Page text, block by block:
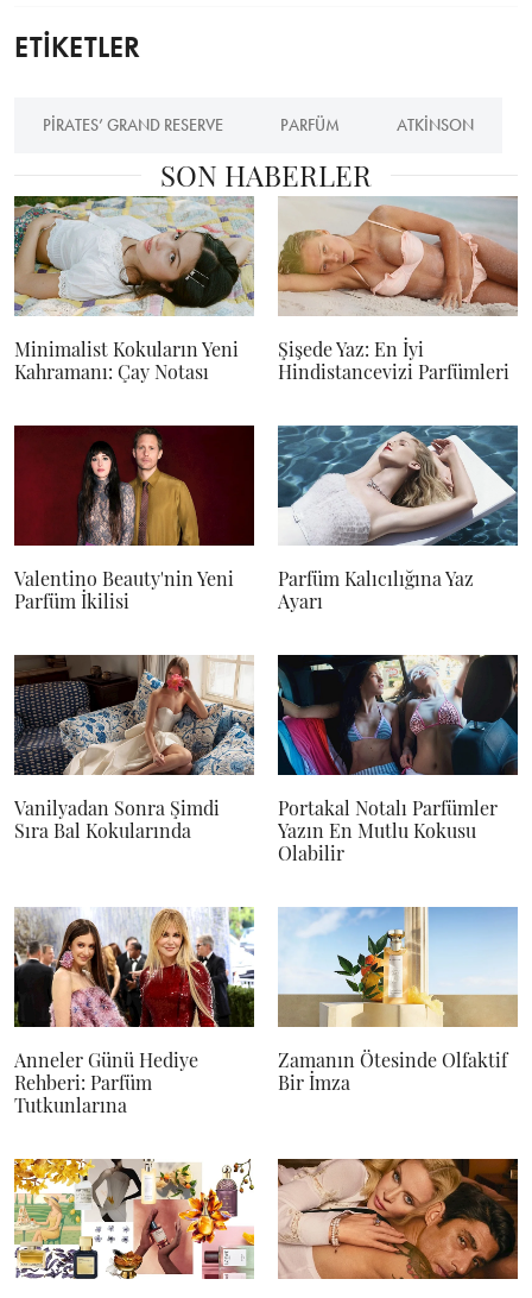
ETİKETLER
PIRATES’ GRAND RESERVE PARFÜM ATKINSON
SON HABERLER
Minimalist Kokuların Yeni
Kahramanı: Çay Notası
Şişede Yaz: En İyi
Hindistancevizi Parfümleri
Valentino Beauty'nin Yeni
Parfüm İkilisi
Parfüm Kalıcılığına Yaz
Ayarı
Vanilyadan Sonra Şimdi
Sıra Bal Kokularında
Portakal Notalı Parfümler
Yazın En Mutlu Kokusu
Olabilir
Anneler Günü Hediye
Rehberi: Parfüm
Tutkunlarına
Zamanın Ötesinde Olfaktif
Bir İmza